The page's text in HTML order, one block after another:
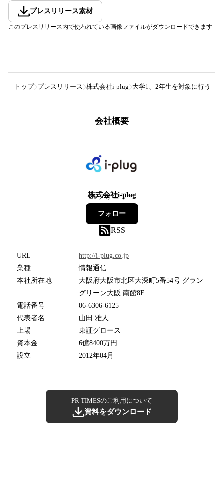
プレスリリース素材
このプレスリリース内で使われている画像ファイルがダウンロードできます
トップ プレスリリース 株式会社i-plug 大学1、2年生を対象に行うキ
会社概要
株式会社i-plug
26フォロワー
フォロー
RSS
URL
http://i-plug.co.jp
業種
情報通信
本社所在地
大阪府大阪市北区大深町5番54号 グラン
グリーン大阪 南館8F
電話番号
06-6306-6125
代表者名
山田 雅人
上場
東証グロース
資本金
6億8400万円
設立
2012年04月
PR TIMESのご利用について
資料をダウンロード